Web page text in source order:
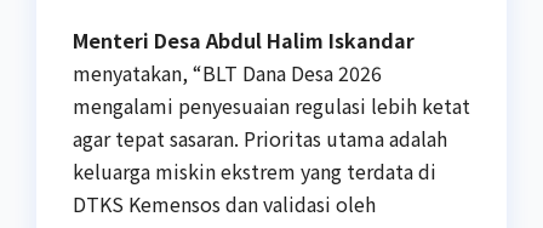
Menteri Desa Abdul Halim Iskandar
menyatakan, “BLT Dana Desa 2026
mengalami penyesuaian regulasi lebih ketat
agar tepat sasaran. Prioritas utama adalah
keluarga miskin ekstrem yang terdata di
DTKS Kemensos dan validasi oleh